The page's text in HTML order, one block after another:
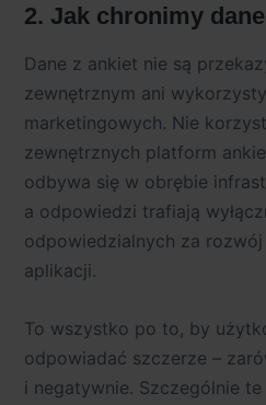
2. Jak chronimy
Dane z ankiet nie są
zewnętrznym ani
marketingowych. Nie
zewnętrznych platform
odbywa się w obrębie
a odpowiedzi trafiają
odpowiedzialnych za
aplikacji.
To wszystko po to, by
odpowiadać szczerze –
i negatywnie. Szczególnie